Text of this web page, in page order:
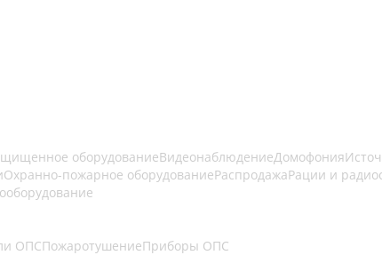
оборудованиеВидеонаблюдениеДомофония
Охранно-пожарное оборудованиеРаспродажаРации и
ОПСПожаротушениеПриборы ОПС